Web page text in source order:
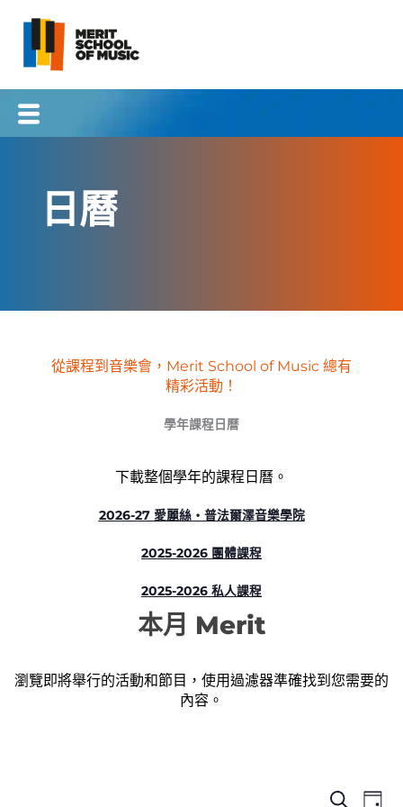
日曆
從課程到音樂會，Merit School of Music 總有
精彩活動！
學年課程日曆
下載整個學年的課程日曆。
2026-27 愛麗絲‧普法爾澤音樂學院
2025-2026 團體課程
2025-2026 私人課程
本月 Merit
瀏覽即將舉行的活動和節目，使用過濾器準確找到您需要的
內容。
事
搜 事